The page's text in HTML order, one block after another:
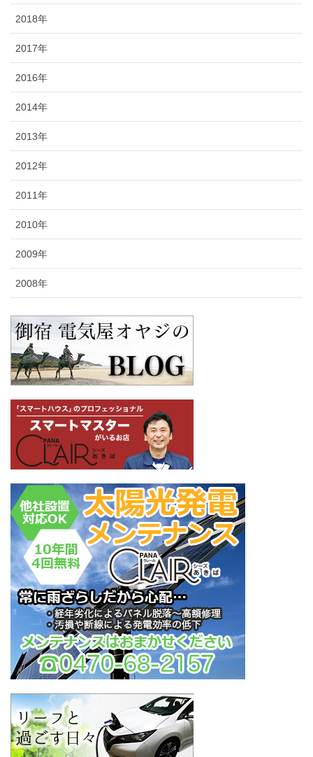
2018年
2017年
2016年
2014年
2013年
2012年
2011年
2010年
2009年
2008年